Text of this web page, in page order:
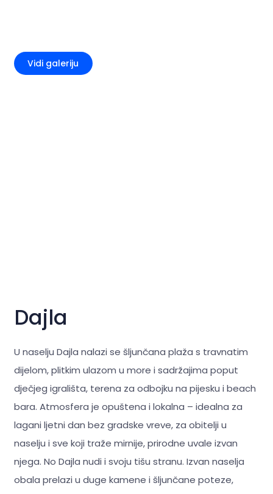
Vidi galeriju
Dajla
U naselju Dajla nalazi se šljunčana plaža s travnatim
dijelom, plitkim ulazom u more i sadržajima poput
dječjeg igrališta, terena za odbojku na pijesku i beach
bara. Atmosfera je opuštena i lokalna – idealna za
lagani ljetni dan bez gradske vreve, za obitelji u
naselju i sve koji traže mirnije, prirodne uvale izvan
njega. No Dajla nudi i svoju tišu stranu. Izvan naselja
obala prelazi u duge kamene i šljunčane poteze,